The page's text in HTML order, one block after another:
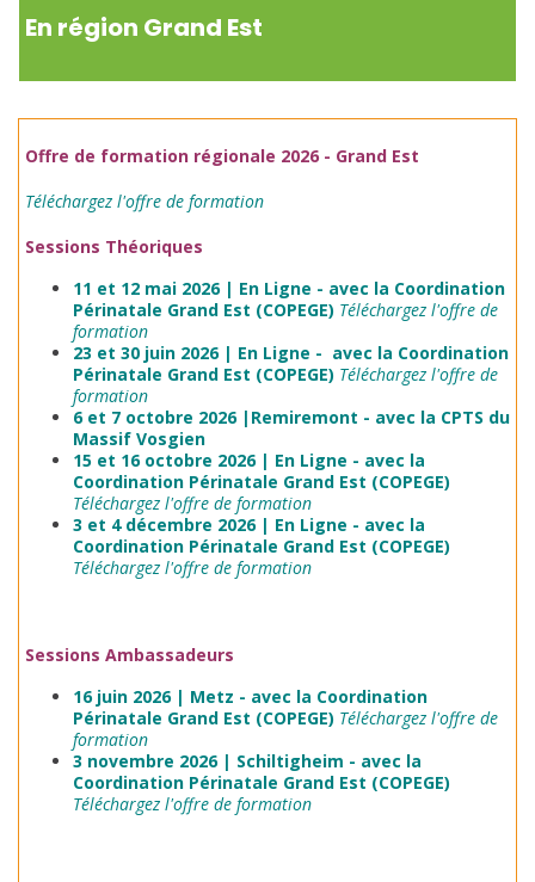
En région Grand Est
Offre de formation régionale 2026 - Grand Est
Téléchargez l'offre de formation
Sessions Théoriques
11 et 12 mai 2026 | En Ligne - avec la Coordination
Périnatale Grand Est (COPEGE) Téléchargez l'offre de
formation
23 et 30 juin 2026 | En Ligne - avec la Coordination
Périnatale Grand Est (COPEGE) Téléchargez l'offre de
formation
6 et 7 octobre 2026 |Remiremont - avec la CPTS du
Massif Vosgien
15 et 16 octobre 2026 | En Ligne - avec la
Coordination Périnatale Grand Est (COPEGE)
Téléchargez l'offre de formation
3 et 4 décembre 2026 | En Ligne - avec la
Coordination Périnatale Grand Est (COPEGE)
Téléchargez l'offre de formation
Sessions Ambassadeurs
16 juin 2026 | Metz - avec la Coordination
Périnatale Grand Est (COPEGE) Téléchargez l'offre de
formation
3 novembre 2026 | Schiltigheim - avec la
Coordination Périnatale Grand Est (COPEGE)
Téléchargez l'offre de formation